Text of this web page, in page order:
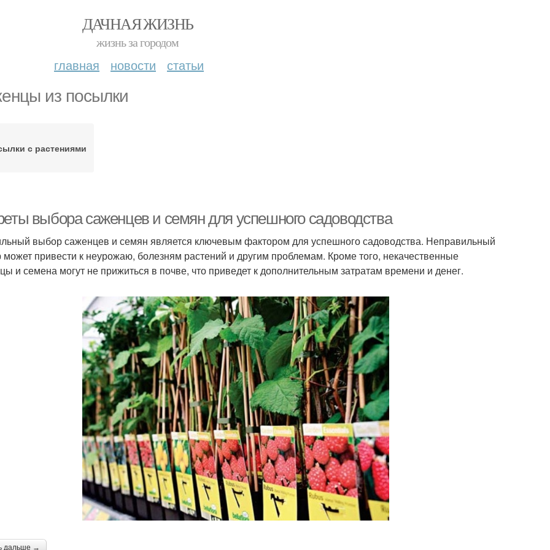
ДАЧНАЯ ЖИЗНЬ
жизнь за городом
главная новости статьи
из посылки
с растениями
выбора саженцев и семян для успешного садоводства
выбор саженцев и семян является ключевым фактором для успешного садоводства. Неправильный
привести к неурожаю, болезням растений и другим проблемам. Кроме того, некачественные
и семена могут не прижиться в почве, что приведет к дополнительным затратам времени и денег.
дальше →